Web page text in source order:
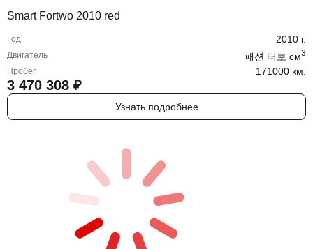
Smart Fortwo 2010 red
Год 2010 г.
Двигатель 패션 터보 cм3
Пробег 171000 км.
3 470 308 ₽
Узнать подробнее